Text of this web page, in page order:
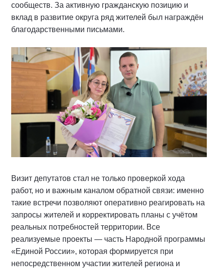
сообществ. За активную гражданскую позицию и
вклад в развитие округа ряд жителей был награждён
благодарственными письмами.
Визит депутатов стал не только проверкой хода
работ, но и важным каналом обратной связи: именно
такие встречи позволяют оперативно реагировать на
запросы жителей и корректировать планы с учётом
реальных потребностей территории. Все
реализуемые проекты — часть Народной программы
«Единой России», которая формируется при
непосредственном участии жителей региона и